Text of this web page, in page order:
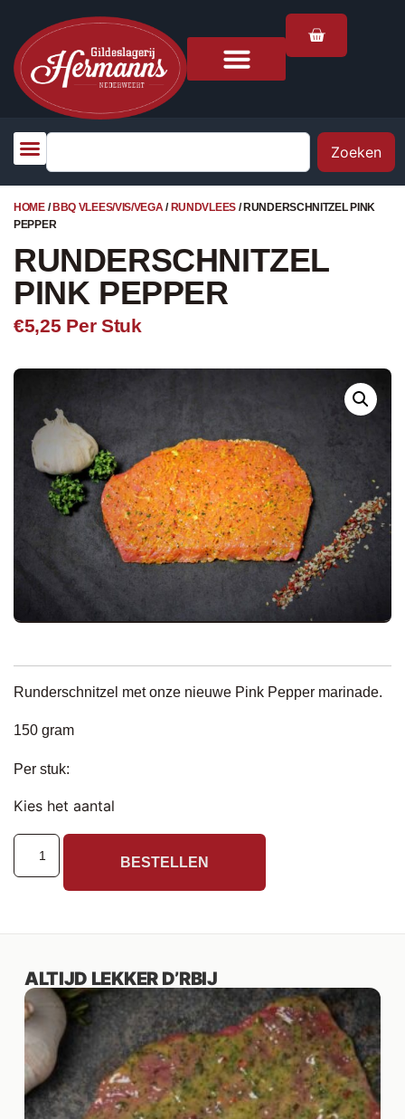
Zoeken
HOME/ BBQ VLEES/VIS/VEGA/ RUNDVLEES/ RUNDERSCHNITZEL PINK
PEPPER
RUNDERSCHNITZEL
PINK PEPPER
€5,25 Per Stuk
Runderschnitzel met onze nieuwe Pink Pepper marinade.
150 gram
Per stuk:
Kies het aantal
BESTELLEN
ALTIJD LEKKER D’RBIJ